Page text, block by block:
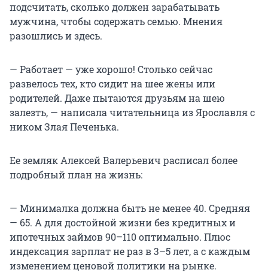
подсчитать, сколько должен зарабатывать
мужчина, чтобы содержать семью. Мнения
разошлись и здесь.
— Работает — уже хорошо! Столько сейчас
развелось тех, кто сидит на шее жены или
родителей. Даже пытаются друзьям на шею
залезть, — написала читательница из Ярославля с
ником Злая Печенька.
Ее земляк Алексей Валерьевич расписал более
подробный план на жизнь:
— Минималка должна быть не менее 40. Средняя
— 65. А для достойной жизни без кредитных и
ипотечных займов 90–110 оптимально. Плюс
индексация зарплат не раз в 3–5 лет, а с каждым
изменением ценовой политики на рынке.